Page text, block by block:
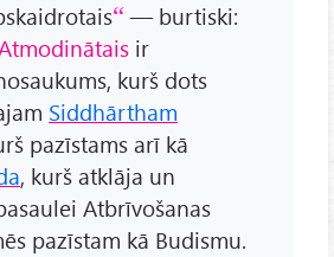
— burtiski:
ir
kurš dots
Siddhārtham
pazīstams arī kā
, kurš atklāja un
Atbrīvošanas
pazīstam kā Budismu.